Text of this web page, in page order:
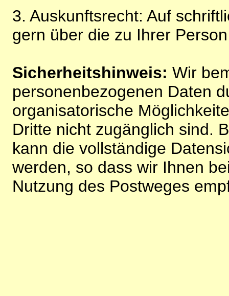
3. Auskunftsrecht: Auf
gern über die zu Ihrer
Sicherheitshinweis: Wir
personenbezogenen Daten
organisatorische
Dritte nicht zugänglich sind.
kann die vollständige
werden, so dass wir Ihnen
Nutzung des Postweges